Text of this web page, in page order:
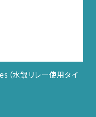
水銀リレー使用タイ